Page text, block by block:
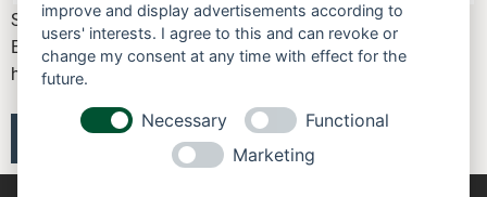
Sie haben im nächsten Schritt die Möglichkeit eine spezielle
Email für den Rechnungsversand anzugeben. Diese Email
hier dient ausschließlich der Kontaktaufnahme zu Ihnen.
improve and display advertisements according to
users' interests. I agree to this and can revoke or
change my consent at any time with effect for the
future.
Necessary
Functional
Marketing